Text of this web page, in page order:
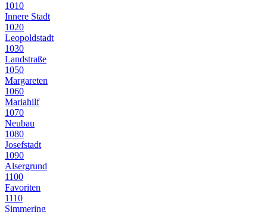
1010
Innere Stadt
1020
Leopoldstadt
1030
Landstraße
1050
Margareten
1060
Mariahilf
1070
Neubau
1080
Josefstadt
1090
Alsergrund
1100
Favoriten
1110
Simmering